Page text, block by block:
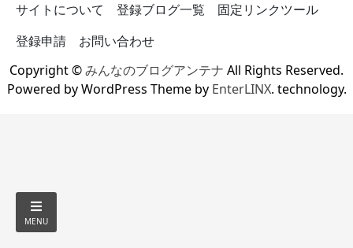
サイトについて 登録ブログ一覧
固定リンクツール
登録申請
お問い合わせ
Copyright ©みんなのブログアンテナ All Rights Reserved.
Powered by WordPress Theme by EnterLINX. technology.
MENU